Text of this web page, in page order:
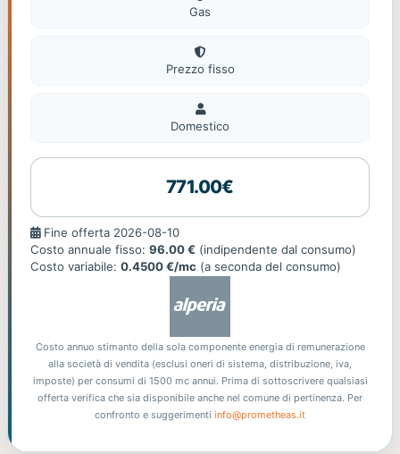
Gas
Prezzo fisso
Domestico
Domestico
771.00€
Fine
offerta
Fine offerta 2026-08-10
Costo annuale fisso: 96.00 € (indipendente dal consumo)
Costo variabile: 0.4500 €/mc (a seconda del consumo)
Costo annuo stimanto della sola componente energia di remunerazione
alla società di vendita (esclusi oneri di sistema, distribuzione, iva,
imposte) per consumi di 1500 mc annui. Prima di sottoscrivere qualsiasi
offerta verifica che sia disponibile anche nel comune di pertinenza. Per
confronto e suggerimenti info@prometheas.it